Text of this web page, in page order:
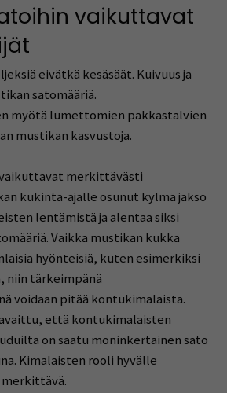
vaikuttavat
eivätkä kesäsäät. Kuivuus ja
satomääriä.
myötä lumettomien pakkastalvien
mustikan kasvustoja.
merkittävästi
kukinta-ajalle osunut kylmä jakso
lentämistä ja alentaa siksi
Vaikka mustikan kukka
hyönteisiä, kuten esimerkiksi
niin tärkeimpänä
voidaan pitää kontukimalaista.
että kontukimalaisten
on saatu moninkertainen sato
Kimalaisten rooli hyvälle
merkittävä.